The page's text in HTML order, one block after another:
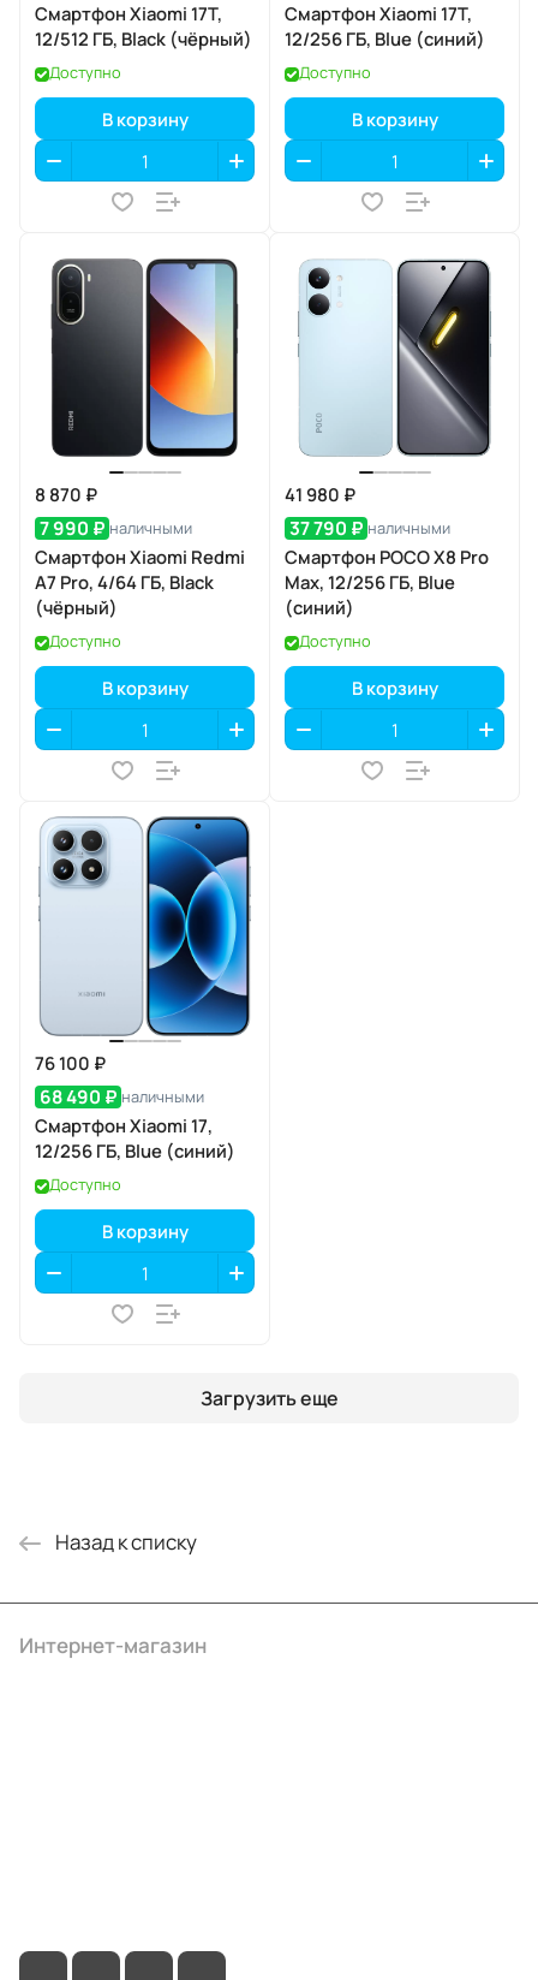
Смартфон Xiaomi 17T,
12/512 ГБ, Black (чёрный)
Доступно
В корзину
Смартфон Xiaomi 17T,
12/256 ГБ, Blue (синий)
Доступно
В корзину
8 870 ₽
7 990 ₽ наличными
Смартфон Xiaomi Redmi
A7 Pro, 4/64 ГБ, Black
(чёрный)
Доступно
В корзину
41 980 ₽
37 790 ₽ наличными
Смартфон POCO X8 Pro
Max, 12/256 ГБ, Blue
(синий)
Доступно
В корзину
76 100 ₽
68 490 ₽ наличными
Смартфон Xiaomi 17,
12/256 ГБ, Blue (синий)
Доступно
В корзину
Загрузить еще
Назад к списку
Интернет-магазин